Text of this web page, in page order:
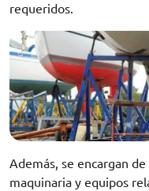
requeridos.
Además, se encargan
maquinaria y equipos